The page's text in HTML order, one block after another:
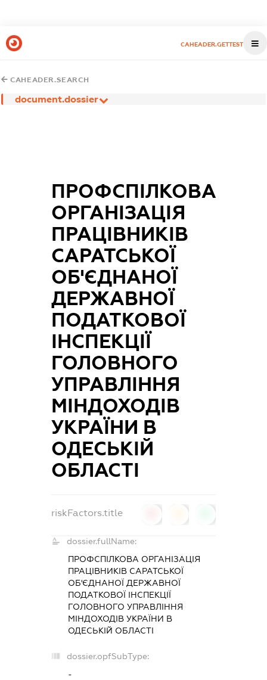
CAHEADER.GETTEST
CAHEADER.SEARCH
document.dossier
ПРОФСПІЛКОВА
ОРГАНІЗАЦІЯ
ПРАЦІВНИКІВ
САРАТСЬКОЇ
ОБ'ЄДНАНОЇ
ДЕРЖАВНОЇ
ПОДАТКОВОЇ
ІНСПЕКЦІЇ
ГОЛОВНОГО
УПРАВЛІННЯ
МІНДОХОДІВ
УКРАЇНИ В
ОДЕСЬКІЙ
ОБЛАСТІ
riskFactors.title
dossier.fullName:
ПРОФСПІЛКОВА ОРГАНІЗАЦІЯ
ПРАЦІВНИКІВ САРАТСЬКОЇ
ОБ'ЄДНАНОЇ ДЕРЖАВНОЇ
ПОДАТКОВОЇ ІНСПЕКЦІЇ
ГОЛОВНОГО УПРАВЛІННЯ
МІНДОХОДІВ УКРАЇНИ В
ОДЕСЬКІЙ ОБЛАСТІ
dossier.opfSubType:
-